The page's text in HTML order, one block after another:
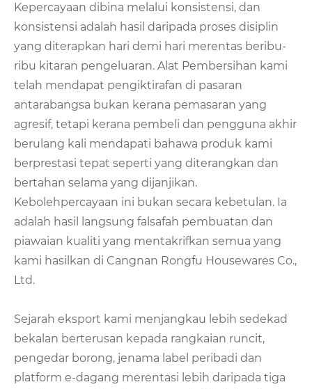
Kepercayaan dibina melalui konsistensi, dan
konsistensi adalah hasil daripada proses disiplin
yang diterapkan hari demi hari merentas beribu-
ribu kitaran pengeluaran. Alat Pembersihan kami
telah mendapat pengiktirafan di pasaran
antarabangsa bukan kerana pemasaran yang
agresif, tetapi kerana pembeli dan pengguna akhir
berulang kali mendapati bahawa produk kami
berprestasi tepat seperti yang diterangkan dan
bertahan selama yang dijanjikan.
Kebolehpercayaan ini bukan secara kebetulan. Ia
adalah hasil langsung falsafah pembuatan dan
piawaian kualiti yang mentakrifkan semua yang
kami hasilkan di Cangnan Rongfu Housewares Co.,
Ltd.
Sejarah eksport kami menjangkau lebih sedekad
bekalan berterusan kepada rangkaian runcit,
pengedar borong, jenama label peribadi dan
platform e-dagang merentasi lebih daripada tiga